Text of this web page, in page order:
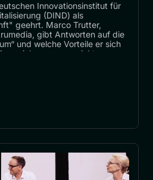
Innovationsinstitut für
(DIND) als
geehrt. Marco Trutter,
gibt Antworten auf die
und welche Vorteile er sich
verspricht.